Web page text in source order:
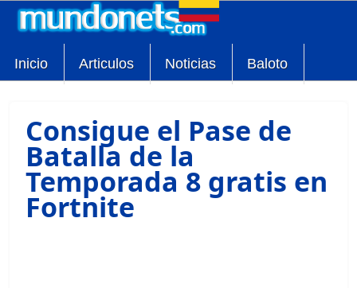
Inicio Articulos Noticias Baloto
Consigue el Pase de
Batalla de la
Temporada 8 gratis en
Fortnite